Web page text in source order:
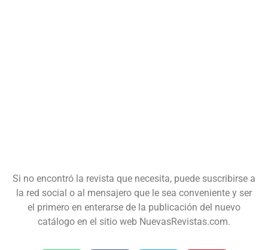
Si no encontró la revista que necesita, puede suscribirse a
la red social o al mensajero que le sea conveniente y ser
el primero en enterarse de la publicación del nuevo
catálogo en el sitio web NuevasRevistas.com.